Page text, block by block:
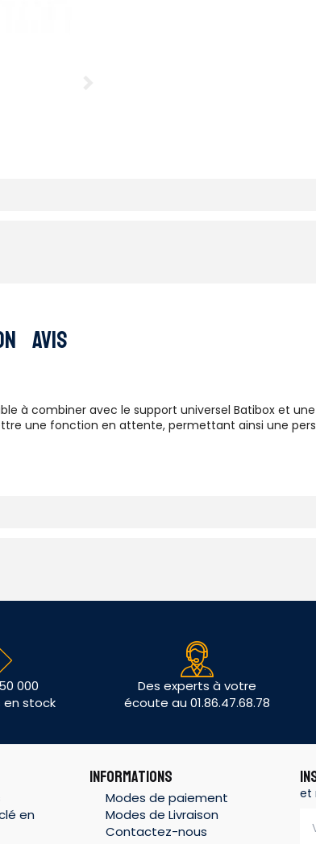
Avis
à combiner avec le support universel Batibox et
une fonction en attente, permettant ainsi une
000
en stock
Des experts à votre
écoute au 01.86.47.68.78
en
INFORMATIONS
Modes de paiement
Modes de Livraison
Contactez-nous
et